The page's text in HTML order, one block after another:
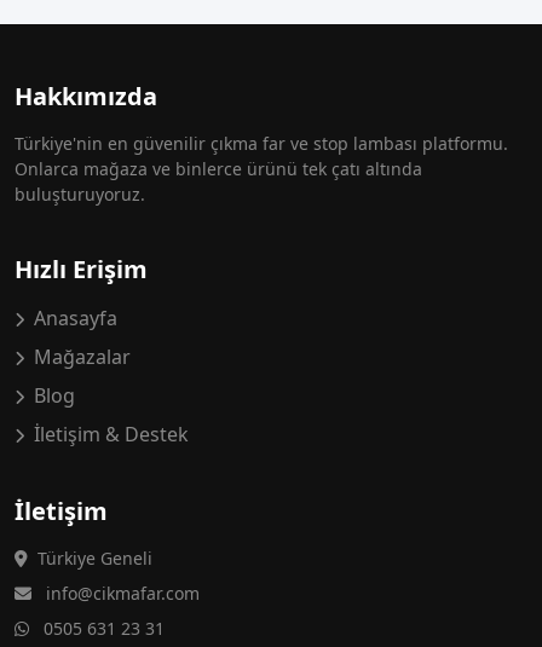
Hakkımızda
Türkiye'nin en güvenilir çıkma far ve stop lambası platformu.
Onlarca mağaza ve binlerce ürünü tek çatı altında
buluşturuyoruz.
Hızlı Erişim
Anasayfa
Mağazalar
Blog
İletişim & Destek
İletişim
Türkiye Geneli
info@cikmafar.com
0505 631 23 31